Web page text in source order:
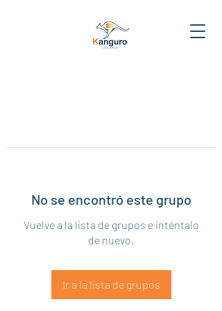
No se encontró este grupo
Vuelve a la lista de grupos e inténtalo
de nuevo.
Ir a la lista de grupos